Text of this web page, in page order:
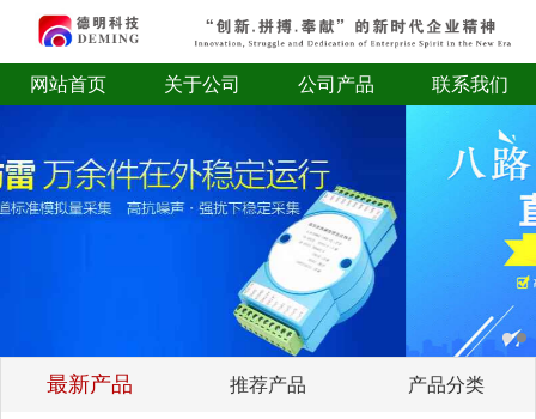
网站首页 关于公司 公司产品 联系我们
最新产品 推荐产品 产品分类